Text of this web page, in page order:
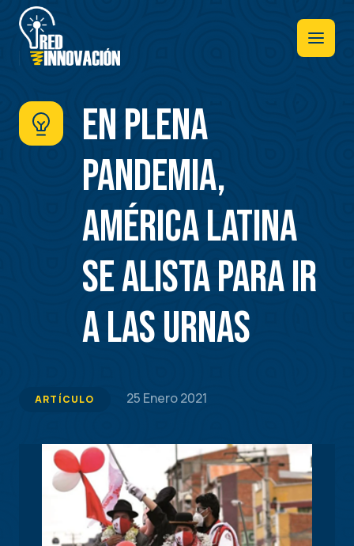
Pasar
contenido
principal
En plena
pandemia,
América Latina
se alista para ir
a las urnas
ARTÍCULO 25 Enero 2021